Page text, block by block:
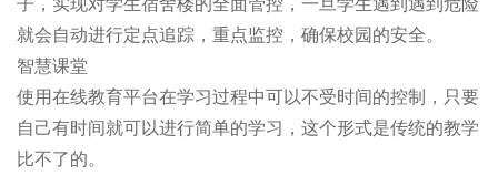
就会自动进行定点追踪，重点监控，确保校园的安全。
智慧课堂
使用在线教育平台在学习过程中可以不受时间的控制，只要
自己有时间就可以进行简单的学习，这个形式是传统的教学
比不了的。